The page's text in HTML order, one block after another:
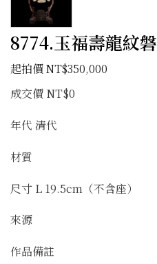
8774.玉福壽龍紋磐
NT$350,000
成交價 NT$0
年代 清代
材質
尺寸 L 19.5cm（不含座）
來源
作品備註